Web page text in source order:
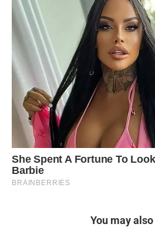
You may